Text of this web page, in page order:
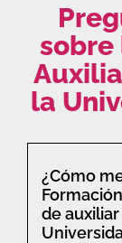
sobre
la
¿Cómo
de